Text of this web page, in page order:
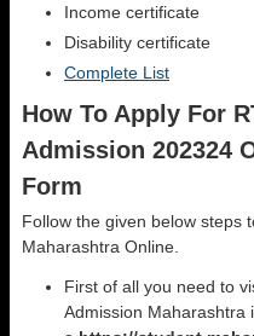
Income certificate
Disability certificate
Complete List
How To Apply For
Admission 202324
Form
Follow the given below steps
Maharashtra Online.
First of all you need to
Admission Maharashtra